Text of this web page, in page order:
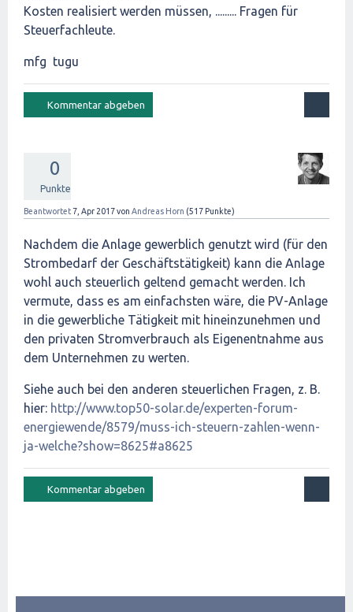
Kosten realisiert werden müssen, ......... Fragen für
Steuerfachleute.
mfg tugu
0
Punkte
Beantwortet7, Apr 2017von Andreas Horn (517 Punkte)
Nachdem die Anlage gewerblich genutzt wird (für den
Strombedarf der Geschäftstätigkeit) kann die Anlage
wohl auch steuerlich geltend gemacht werden. Ich
vermute, dass es am einfachsten wäre, die PV-Anlage
in die gewerbliche Tätigkeit mit hineinzunehmen und
den privaten Stromverbrauch als Eigenentnahme aus
dem Unternehmen zu werten.
Siehe auch bei den anderen steuerlichen Fragen, z. B.
hier: http://www.top50-solar.de/experten-forum-
energiewende/8579/muss-ich-steuern-zahlen-wenn-
ja-welche?show=8625#a8625